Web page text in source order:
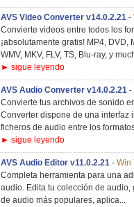
AVS Video Converter v14.0.2.21 -
Convierte videos entre todos los
¡absolutamente gratis! MP4, DVD,
WMV, MKV, FLV, TS, Blu-ray, y
► sigue leyendo
AVS Audio Converter v14.0.2.21 -
Convierte tus archivos de sonido
Converter dispone de una interfaz
ficheros de audio entre los
► sigue leyendo
AVS Audio Editor v11.0.2.21 - Win
Completa herramienta para una
audio. Edita tu colección de
de audio más populares, aplica...